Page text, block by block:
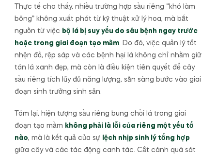
Thực tế cho thấy, nhiều trường hợp sầu riêng “khó làm
bông” không xuất phát từ kỹ thuật xử lý hoa, mà bắt
nguồn từ việc bộ lá bị suy yếu do sâu bệnh ngay trước
hoặc trong giai đoạn tạo mầm. Do đó, việc quản lý tốt
nhện đỏ, rệp sáp và các bệnh hại lá không chỉ nhằm giữ
tán lá xanh đẹp, mà còn là điều kiện tiên quyết để cây
sầu riêng tích lũy đủ năng lượng, sẵn sàng bước vào giai
đoạn sinh trưởng sinh sản.
Tóm lại, hiện tượng sầu riêng bung chồi lá trong giai
đoạn tạo mầm không phải là lỗi của riêng một yếu tố
nào, mà là kết quả của sự lệch nhịp sinh lý tổng hợp
giữa cây và các tác động canh tác. Cắt cành quá sát